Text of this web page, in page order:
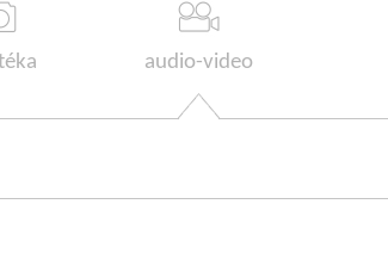
audio-video